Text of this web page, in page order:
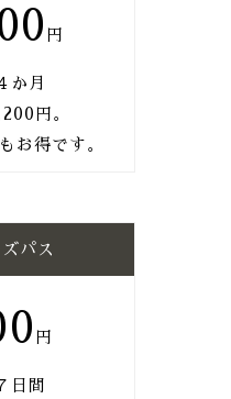
か月
円。
お得です。
パス
日間